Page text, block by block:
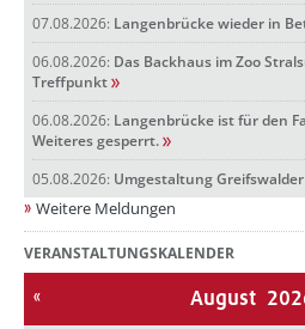
07.08.2026: Langenbrücke wieder in
06.08.2026: Das Backhaus im Zoo
Treffpunkt
06.08.2026: Langenbrücke ist für den
Weiteres gesperrt.
05.08.2026: Umgestaltung
Weitere Meldungen
VERANSTALTUNGSKALENDER
August